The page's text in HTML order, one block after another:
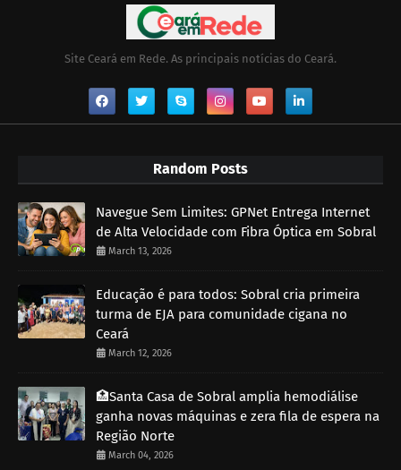
Site Ceará em Rede. As principais notícias do Ceará.
Random Posts
Navegue Sem Limites: GPNet Entrega Internet
de Alta Velocidade com Fibra Óptica em Sobral
March 13, 2026
Educação é para todos: Sobral cria primeira
turma de EJA para comunidade cigana no
Ceará
March 12, 2026
🏥Santa Casa de Sobral amplia hemodiálise
ganha novas máquinas e zera fila de espera na
Região Norte
March 04, 2026